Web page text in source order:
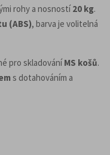
rohy a nosností20 kg.
(ABS), barva je volitelná
pro skladováníMS košů.
s dotahováním a